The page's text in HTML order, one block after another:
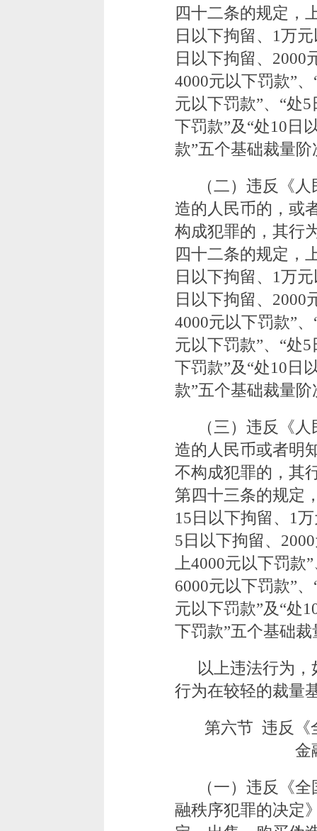
四十二条的规定，
日以下拘留、1万
日以下拘留、2000
4000元以下罚款”
元以下罚款”、“处
下罚款”及“处10日
款”五个基础裁量阶
（二）违反《
造的人民币的，或
构成犯罪的，其行
四十二条的规定，
日以下拘留、1万
日以下拘留、2000
4000元以下罚款”
元以下罚款”、“处
下罚款”及“处10日
款”五个基础裁量阶
（三）违反《
造的人民币或者明
不构成犯罪的，其
第四十三条的规定
15日以下拘留、1
5日以下拘留、
上4000元以下罚款
6000元以下罚款”
元以下罚款”及“处
下罚款”五个基础裁
以上违法行为
行为在较轻的裁量
第六节 违反《
金
（一）违反《
融秩序犯罪的决定